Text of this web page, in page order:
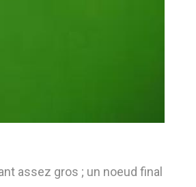
assez gros ; un noeud final